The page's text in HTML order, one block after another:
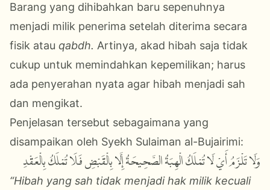
Barang yang dihibahkan baru sepenuhnya
menjadi milik penerima setelah diterima secara
fisik atau qabdh. Artinya, akad hibah saja tidak
cukup untuk memindahkan kepemilikan; harus
ada penyerahan nyata agar hibah menjadi sah
dan mengikat.
Penjelasan tersebut sebagaimana yang
disampaikan oleh Syekh Sulaiman al-Bujairimi:
وَلَا تَلْزَمُ أَيْ لَا تُمْلَكُ الْهِبَةُ الصَّحِيحَةُ إِلَّا بِالْقَبْضِ فَلَا تُمْلَكُ بِالْعَقْدِ
“Hibah yang sah tidak menjadi hak milik kecuali